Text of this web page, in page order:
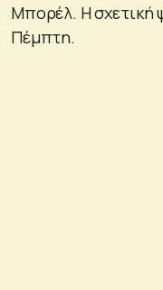
Μπορέλ. Η σχετική
Πέμπτη.